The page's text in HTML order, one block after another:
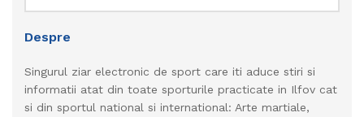
Despre
Singurul ziar electronic de sport care iti aduce stiri si
informatii atat din toate sporturile practicate in Ilfov cat
si din sportul national si international: Arte martiale,